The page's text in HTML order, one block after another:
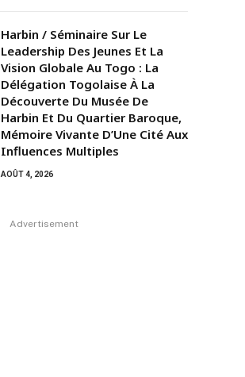
Harbin / Séminaire Sur Le
Leadership Des Jeunes Et La
Vision Globale Au Togo : La
Délégation Togolaise À La
Découverte Du Musée De
Harbin Et Du Quartier Baroque,
Mémoire Vivante D’Une Cité Aux
Influences Multiples
AOÛT 4, 2026
Advertisement